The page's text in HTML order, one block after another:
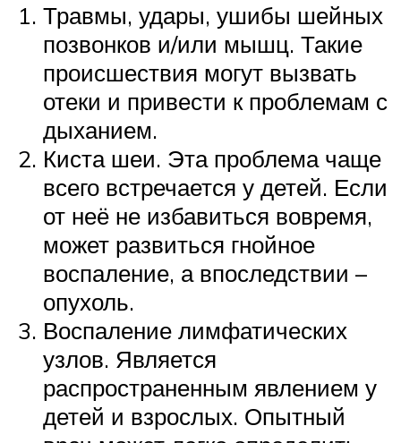
Травмы, удары, ушибы шейных
позвонков и/или мышц. Такие
происшествия могут вызвать
отеки и привести к проблемам с
дыханием.
Киста шеи. Эта проблема чаще
всего встречается у детей. Если
от неё не избавиться вовремя,
может развиться гнойное
воспаление, а впоследствии –
опухоль.
Воспаление лимфатических
узлов. Является
распространенным явлением у
детей и взрослых. Опытный